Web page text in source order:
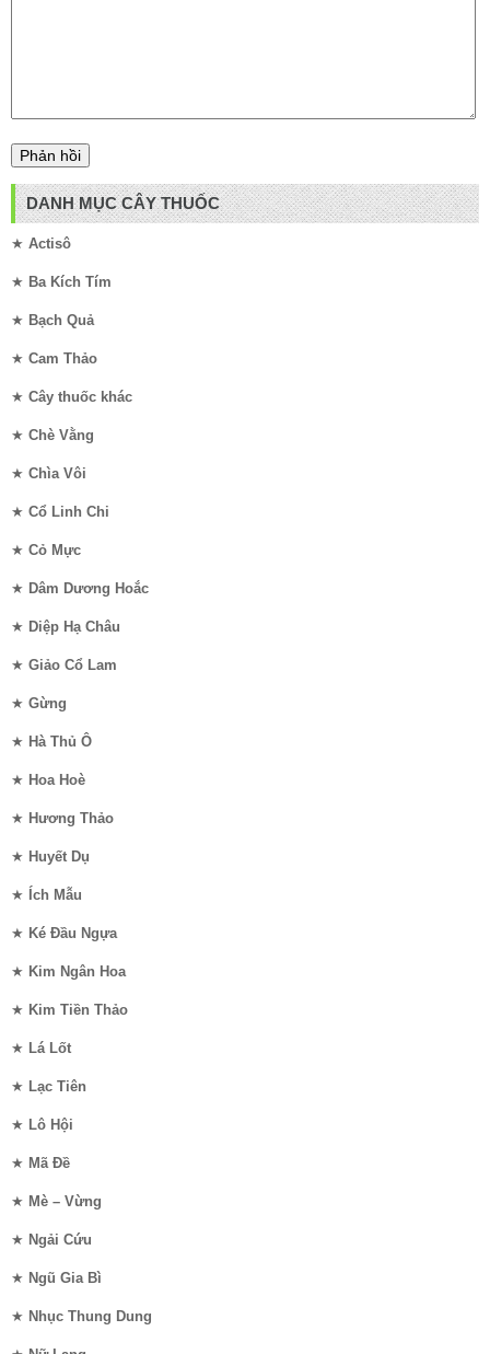
DANH MỤC CÂY THUỐC
★ Actisô
★ Ba Kích Tím
★ Bạch Quả
★ Cam Thảo
★ Cây thuốc khác
★ Chè Vằng
★ Chìa Vôi
★ Cổ Linh Chi
★ Cỏ Mực
★ Dâm Dương Hoắc
★ Diệp Hạ Châu
★ Giảo Cổ Lam
★ Gừng
★ Hà Thủ Ô
★ Hoa Hoè
★ Hương Thảo
★ Huyết Dụ
★ Ích Mẫu
★ Ké Đầu Ngựa
★ Kim Ngân Hoa
★ Kim Tiền Thảo
★ Lá Lốt
★ Lạc Tiên
★ Lô Hội
★ Mã Đề
★ Mè – Vừng
★ Ngải Cứu
★ Ngũ Gia Bì
★ Nhục Thung Dung